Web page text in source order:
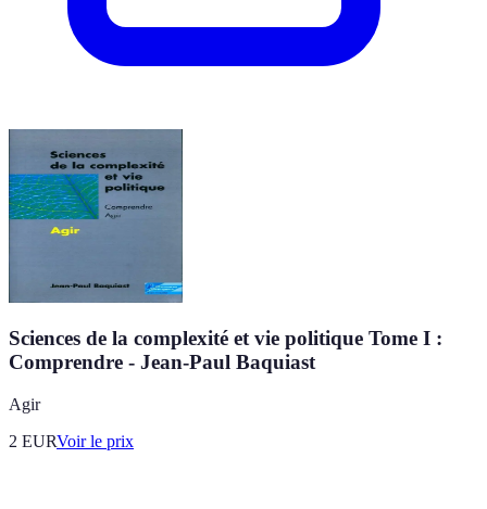
Sciences de la complexité et vie politique Tome I :
Comprendre - Jean-Paul Baquiast
Agir
2 EURVoir le prix